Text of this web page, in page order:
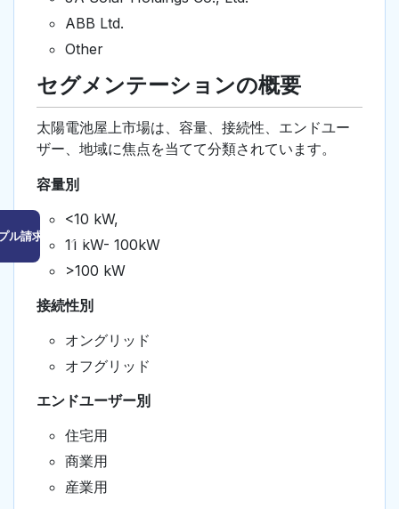
ル請求はこちら
ABB Ltd.
Other
セグメンテーションの概要
太陽電池屋上市場は、容量、接続性、エンドユー
ザー、地域に焦点を当てて分類されています。
容量別
<10 kW,
11 kW- 100kW
>100 kW
接続性別
オングリッド
オフグリッド
エンドユーザー別
住宅用
商業用
産業用